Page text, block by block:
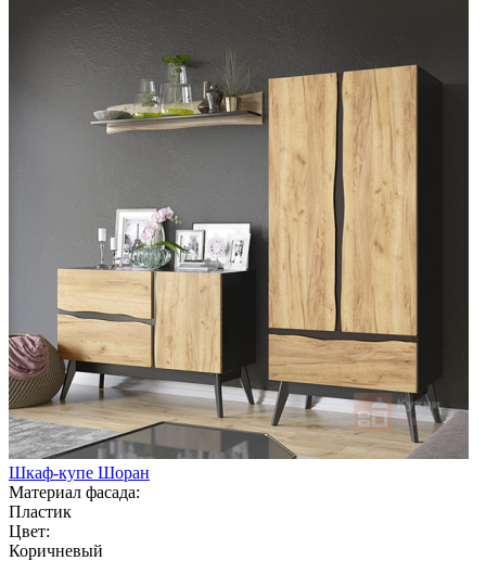
Шкаф-купе Шоран
Материал фасада:
Пластик
Цвет:
Коричневый